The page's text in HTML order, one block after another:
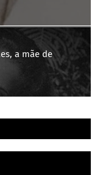
a mãe de